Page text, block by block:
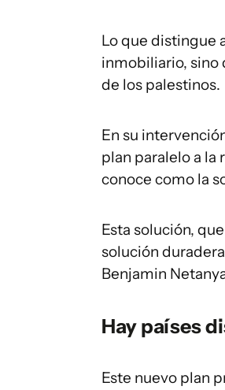
Lo que distingue
inmobiliario, sino
de los palestinos.
En su
plan paralelo a la
conoce como la
Esta solución,
solución
Benjamin
Hay países
Este nuevo plan